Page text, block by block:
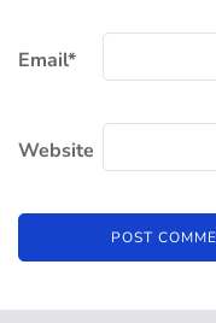
Email*
Website